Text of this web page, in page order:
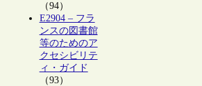
（94）
E2904 – フラ
ンスの図書館
等のためのア
クセシビリテ
ィ・ガイド
（93）